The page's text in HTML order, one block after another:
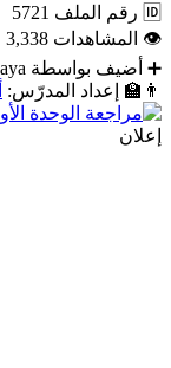
🆔 رقم الملف 5721
👁
المشاهدات 3,338
➕
أضيف بواسطة
👨‍🏫
إعداد المدرّس:
إعلان